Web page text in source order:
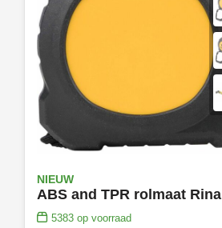
NIEUW
ABS and TPR rolmaat Rina
5383op voorraad